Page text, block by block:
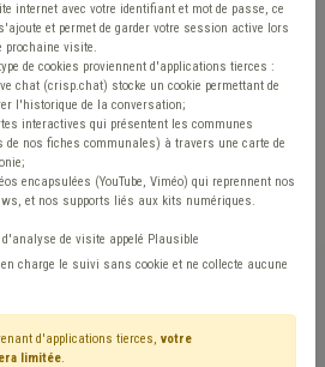
collectives
des
du
- Cécile THOUMSIN
internet avec votre identifiant et mot de passe, ce
et permet de garder votre session active lors
prochaine visite.
de cookies proviennent d'applications tierces :
chat (crisp.chat) stocke un cookie permettant de
l'historique de la conversation;
interactives qui présentent les communes
de nos fiches communales) à travers une carte de
encapsulées (YouTube, Viméo) qui reprennent nos
et nos supports liés aux kits numériques.
de visite appelé Plausible
charge le suivi sans cookie et ne collecte aucune
d'applications tierces, votre
limitée.